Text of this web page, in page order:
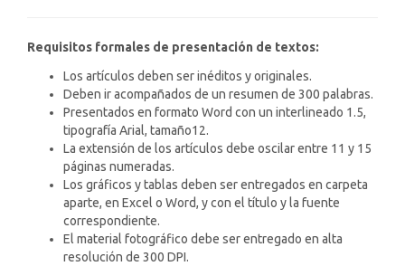
Requisitos formales de presentación de textos:
Los artículos deben ser inéditos y originales.
Deben ir acompañados de un resumen de 300 palabras.
Presentados en formato Word con un interlineado 1.5,
tipografía Arial, tamaño12.
La extensión de los artículos debe oscilar entre 11 y 15
páginas numeradas.
Los gráficos y tablas deben ser entregados en carpeta
aparte, en Excel o Word, y con el título y la fuente
correspondiente.
El material fotográfico debe ser entregado en alta
resolución de 300 DPI.